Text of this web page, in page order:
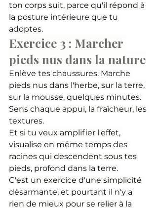
ton corps suit, parce qu'il répond à
la posture intérieure que tu
adoptes.
Exercice 3 : Marcher
pieds nus dans la nature
Enlève tes chaussures. Marche
pieds nus dans l'herbe, sur la terre,
sur la mousse, quelques minutes.
Sens chaque appui, la fraîcheur, les
textures.
Et si tu veux amplifier l'effet,
visualise en même temps des
racines qui descendent sous tes
pieds, profond dans la terre.
C'est un exercice d'une simplicité
désarmante, et pourtant il n'y a
rien de mieux pour se relier à la